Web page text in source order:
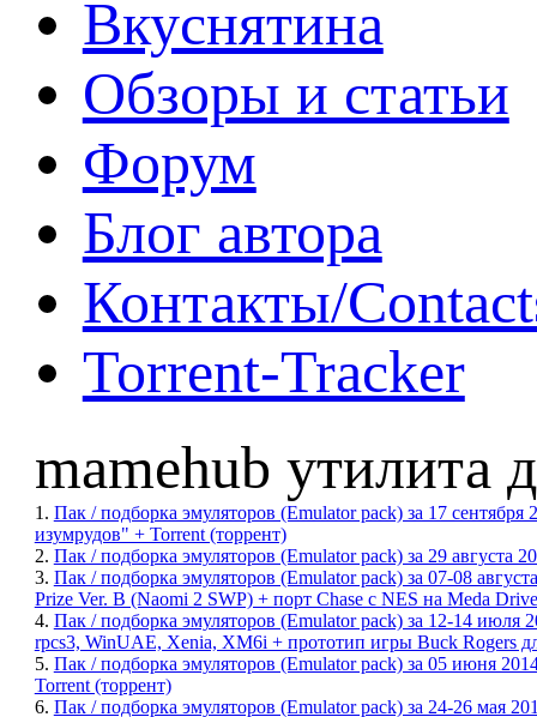
Вкуснятина
Обзоры и статьи
Форум
Блог автора
Контакты/
Torrent-Tracker
mamehub утилита
1. Пак / подборка эмуляторов (Emulator pack) за 17
изумрудов" + Torrent (торрент)
2. Пак / подборка эмуляторов (Emulator pack) за 29 августа
3. Пак / подборка эмуляторов (Emulator pack) за 07-08
Prize Ver. B (Naomi 2 SWP) + порт Chase с NES на Meda Drive
4. Пак / подборка эмуляторов (Emulator pack) за 12-14
rpcs3, WinUAE, Xenia, XM6i + прототип игры Buck Rogers
5. Пак / подборка эмуляторов (Emulator pack) за 05 июня
Torrent (торрент)
6. Пак / подборка эмуляторов (Emulator pack) за 24-26 мая